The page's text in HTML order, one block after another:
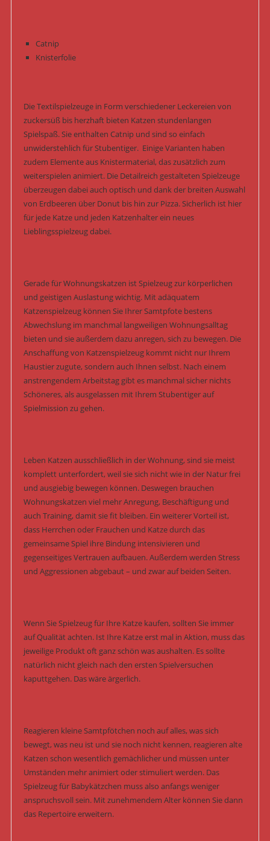
Catnip
Knisterfolie
Die Textilspielzeuge in Form verschiedener Leckereien von
zuckersüß bis herzhaft bieten Katzen stundenlangen
Spielspaß. Sie enthalten Catnip und sind so einfach
unwiderstehlich für Stubentiger. Einige Varianten haben
zudem Elemente aus Knistermaterial, das zusätzlich zum
weiterspielen animiert. Die Detailreich gestalteten Spielzeuge
überzeugen dabei auch optisch und dank der breiten Auswahl
von Erdbeeren über Donut bis hin zur Pizza. Sicherlich ist hier
für jede Katze und jeden Katzenhalter ein neues
Lieblingsspielzeug dabei.
Gerade für Wohnungskatzen ist Spielzeug zur körperlichen
und geistigen Auslastung wichtig. Mit adäquatem
Katzenspielzeug können Sie Ihrer Samtpfote bestens
Abwechslung im manchmal langweiligen Wohnungsalltag
bieten und sie außerdem dazu anregen, sich zu bewegen. Die
Anschaffung von Katzenspielzeug kommt nicht nur Ihrem
Haustier zugute, sondern auch Ihnen selbst. Nach einem
anstrengendem Arbeitstag gibt es manchmal sicher nichts
Schöneres, als ausgelassen mit Ihrem Stubentiger auf
Spielmission zu gehen.
Leben Katzen ausschließlich in der Wohnung, sind sie meist
komplett unterfordert, weil sie sich nicht wie in der Natur frei
und ausgiebig bewegen können. Deswegen brauchen
Wohnungskatzen viel mehr Anregung, Beschäftigung und
auch Training, damit sie fit bleiben. Ein weiterer Vorteil ist,
dass Herrchen oder Frauchen und Katze durch das
gemeinsame Spiel ihre Bindung intensivieren und
gegenseitiges Vertrauen aufbauen. Außerdem werden Stress
und Aggressionen abgebaut – und zwar auf beiden Seiten.
Wenn Sie Spielzeug für Ihre Katze kaufen, sollten Sie immer
auf Qualität achten. Ist Ihre Katze erst mal in Aktion, muss das
jeweilige Produkt oft ganz schön was aushalten. Es sollte
natürlich nicht gleich nach den ersten Spielversuchen
kaputtgehen. Das wäre ärgerlich.
Reagieren kleine Samtpfötchen noch auf alles, was sich
bewegt, was neu ist und sie noch nicht kennen, reagieren alte
Katzen schon wesentlich gemächlicher und müssen unter
Umständen mehr animiert oder stimuliert werden. Das
Spielzeug für Babykätzchen muss also anfangs weniger
anspruchsvoll sein. Mit zunehmendem Alter können Sie dann
das Repertoire erweitern.